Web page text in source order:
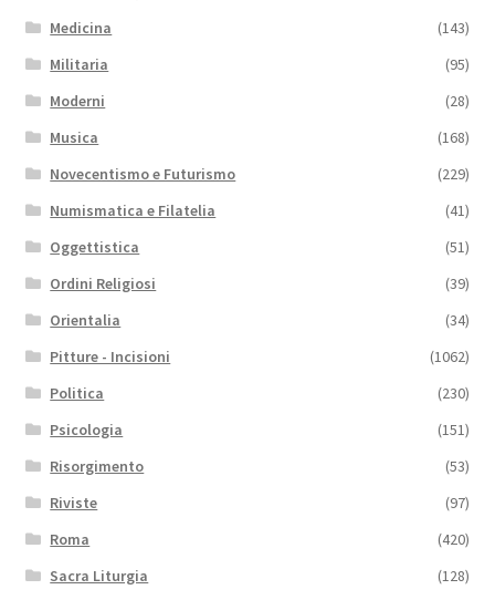
Medicina
(143)
Militaria
(95)
Moderni
(28)
Musica
(168)
Novecentismo e Futurismo
(229)
Numismatica e Filatelia
(41)
Oggettistica
(51)
Ordini Religiosi
(39)
Orientalia
(34)
Pitture - Incisioni
(1062)
Politica
(230)
Psicologia
(151)
Risorgimento
(53)
Riviste
(97)
Roma
(420)
Sacra Liturgia
(128)